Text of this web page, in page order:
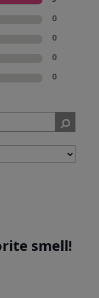
clasificación
nuevas
lo cual se
0
0
0
0
smell!